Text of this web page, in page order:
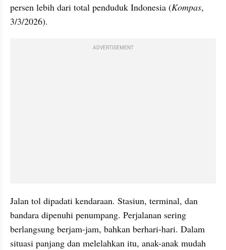
persen lebih dari total penduduk Indonesia (Kompas,
3/3/2026).
ADVERTISEMENT
Jalan tol dipadati kendaraan. Stasiun, terminal, dan
bandara dipenuhi penumpang. Perjalanan sering
berlangsung berjam-jam, bahkan berhari-hari. Dalam
situasi panjang dan melelahkan itu, anak-anak mudah